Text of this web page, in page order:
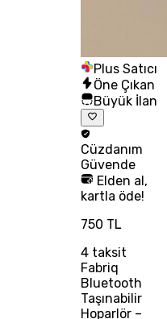
Plus Satıcı
Öne Çıkan
Büyük İlan
Cüzdanım
Güvende
Elden al,
kartla öde!
750 TL
4taksit
Fabriq
Bluetooth
Taşınabilir
Hoparlör –